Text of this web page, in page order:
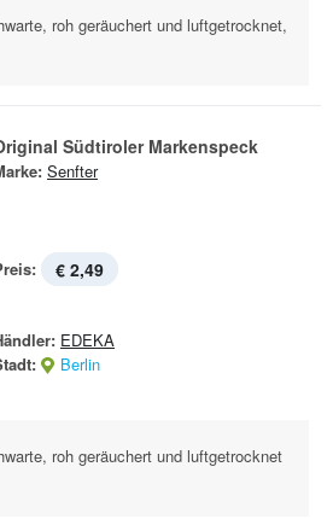
roh geräuchert und luftgetrocknet,
Südtiroler Markenspeck
Senfter
€ 2,49
EDEKA
Berlin
roh geräuchert und luftgetrocknet